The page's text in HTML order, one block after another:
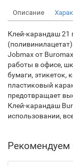
Описание
Клей-карандаш 21
Jobmax от
работы в офисе,
бумаги, этикеток,
пластиковый
предотвращает
Клей-карандаш
использовании,
Рекомендуем